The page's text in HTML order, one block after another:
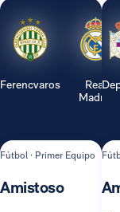
Ferencvaros
Real
Madrid
Fútbol · Primer Equipo
Amistoso